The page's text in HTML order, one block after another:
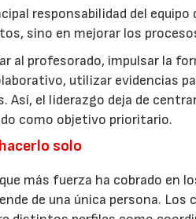
responsabilidad del
sino en mejorar los
al profesorado, impulsar la
utilizar evidencias
Así, el liderazgo deja de
como objetivo prioritario.
solo
más fuerza ha cobrado en
de una única persona.